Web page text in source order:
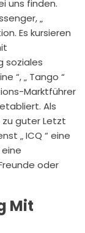
uns finden.
„
Es kursieren
soziales
“, „ Tango “
Marktführer
Als
guter Letzt
„ ICQ “ eine
oder
Mit